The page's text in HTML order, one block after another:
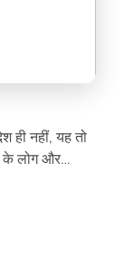
ही नहीं, यह तो
के लोग और
देखने आते है,
है। आज हम